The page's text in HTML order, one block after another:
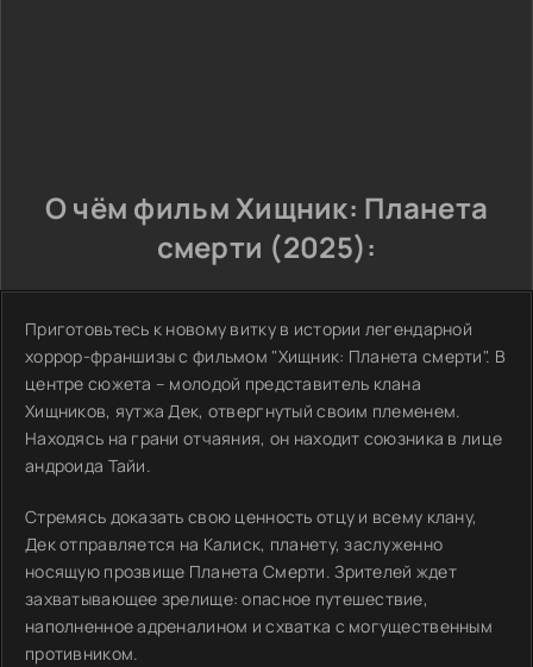
О чём фильм Хищник: Планета
смерти (2025):
Приготовьтесь к новому витку в истории легендарной
хоррор-франшизы с фильмом "Хищник: Планета смерти". В
центре сюжета – молодой представитель клана
Хищников, яутжа Дек, отвергнутый своим племенем.
Находясь на грани отчаяния, он находит союзника в лице
андроида Тайи.
Стремясь доказать свою ценность отцу и всему клану,
Дек отправляется на Калиск, планету, заслуженно
носящую прозвище Планета Смерти. Зрителей ждет
захватывающее зрелище: опасное путешествие,
наполненное адреналином и схватка с могущественным
противником.